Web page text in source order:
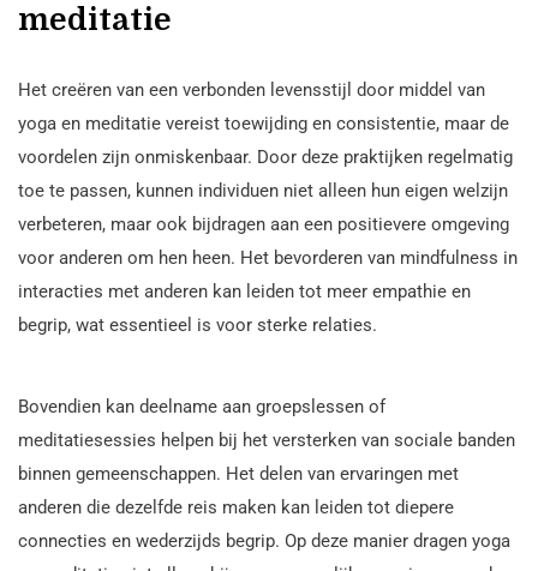
meditatie
Het creëren van een verbonden levensstijl door middel van
yoga en meditatie vereist toewijding en consistentie, maar de
voordelen zijn onmiskenbaar. Door deze praktijken regelmatig
toe te passen, kunnen individuen niet alleen hun eigen welzijn
verbeteren, maar ook bijdragen aan een positievere omgeving
voor anderen om hen heen. Het bevorderen van mindfulness in
interacties met anderen kan leiden tot meer empathie en
begrip, wat essentieel is voor sterke relaties.
Bovendien kan deelname aan groepslessen of
meditatiesessies helpen bij het versterken van sociale banden
binnen gemeenschappen. Het delen van ervaringen met
anderen die dezelfde reis maken kan leiden tot diepere
connecties en wederzijds begrip. Op deze manier dragen yoga